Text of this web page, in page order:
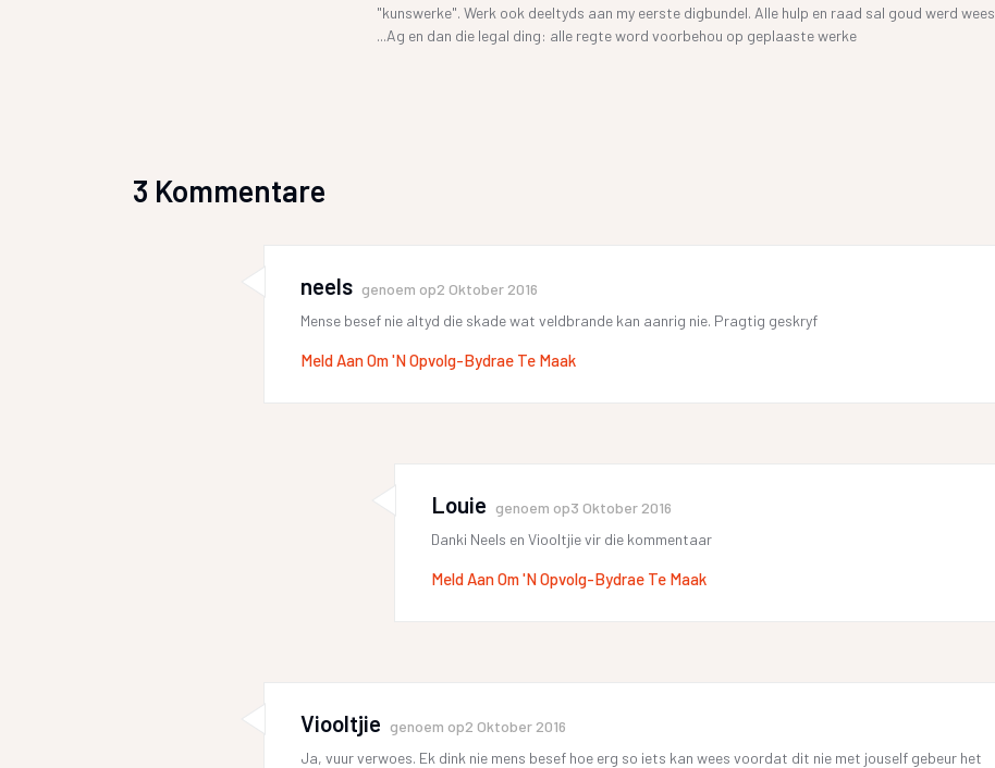
"kunswerke". Werk ook deeltyds aan my eerste digbundel. Alle hulp en raad sal goud werd wees
...Ag en dan die legal ding: alle regte word voorbehou op geplaaste werke
3 Kommentare
neels genoem op2 Oktober 2016
Mense besef nie altyd die skade wat veldbrande kan aanrig nie. Pragtig geskryf
Meld Aan Om 'n Opvolg-Bydrae Te Maak
Louie genoem op3 Oktober 2016
Danki Neels en Viooltjie vir die kommentaar
Meld Aan Om 'n Opvolg-Bydrae Te Maak
Viooltjie genoem op2 Oktober 2016
Ja, vuur verwoes. Ek dink nie mens besef hoe erg so iets kan wees voordat dit nie met jouself gebeur het